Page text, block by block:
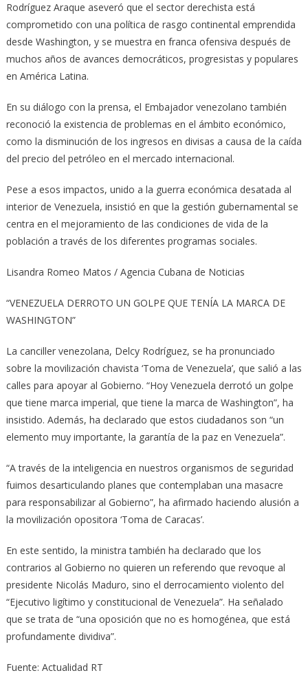
Rodríguez Araque aseveró que el sector derechista está
comprometido con una política de rasgo continental emprendida
desde Washington, y se muestra en franca ofensiva después de
muchos años de avances democráticos, progresistas y populares
en América Latina.
En su diálogo con la prensa, el Embajador venezolano también
reconoció la existencia de problemas en el ámbito económico,
como la disminución de los ingresos en divisas a causa de la caída
del precio del petróleo en el mercado internacional.
Pese a esos impactos, unido a la guerra económica desatada al
interior de Venezuela, insistió en que la gestión gubernamental se
centra en el mejoramiento de las condiciones de vida de la
población a través de los diferentes programas sociales.
Lisandra Romeo Matos / Agencia Cubana de Noticias
“VENEZUELA DERROTO UN GOLPE QUE TENÍA LA MARCA DE
WASHINGTON”
La canciller venezolana, Delcy Rodríguez, se ha pronunciado
sobre la movilización chavista ‘Toma de Venezuela’, que salió a las
calles para apoyar al Gobierno. “Hoy Venezuela derrotó un golpe
que tiene marca imperial, que tiene la marca de Washington”, ha
insistido. Además, ha declarado que estos ciudadanos son “un
elemento muy importante, la garantía de la paz en Venezuela”.
“A través de la inteligencia en nuestros organismos de seguridad
fuimos desarticulando planes que contemplaban una masacre
para responsabilizar al Gobierno”, ha afirmado haciendo alusión a
la movilización opositora ‘Toma de Caracas’.
En este sentido, la ministra también ha declarado que los
contrarios al Gobierno no quieren un referendo que revoque al
presidente Nicolás Maduro, sino el derrocamiento violento del
“Ejecutivo ligítimo y constitucional de Venezuela”. Ha señalado
que se trata de “una oposición que no es homogénea, que está
profundamente dividiva”.
Fuente: Actualidad RT